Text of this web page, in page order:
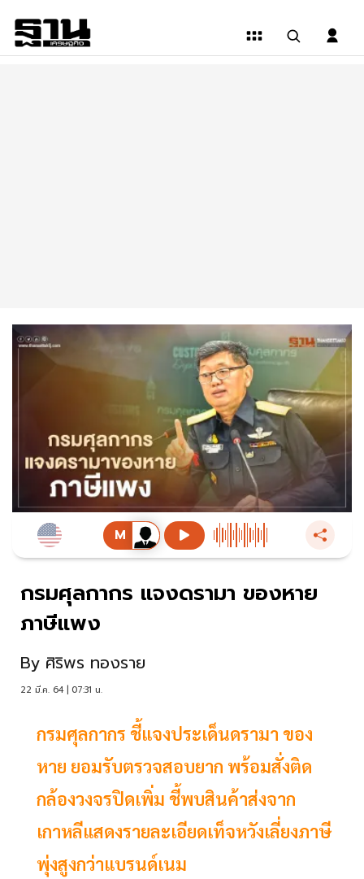
กรมศุลกากร แจงดรามา ของหาย
ภาษีแพง
By ศิริพร ทองราย
22 มี.ค. 64 | 07:31 น.
กรมศุลกากร ชี้แจงประเด็นดรามา ของ
หาย ยอมรับตรวจสอบยาก พร้อมสั่งติด
กล้องวงจรปิดเพิ่ม ชี้พบสินค้าส่งจาก
เกาหลีแสดงรายละเอียดเท็จหวังเลี่ยงภาษี
พุ่งสูงกว่าแบรนด์เนม